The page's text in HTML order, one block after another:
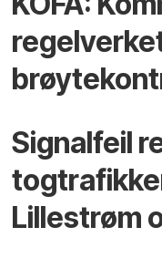
Signalfeil
Lillestrøm